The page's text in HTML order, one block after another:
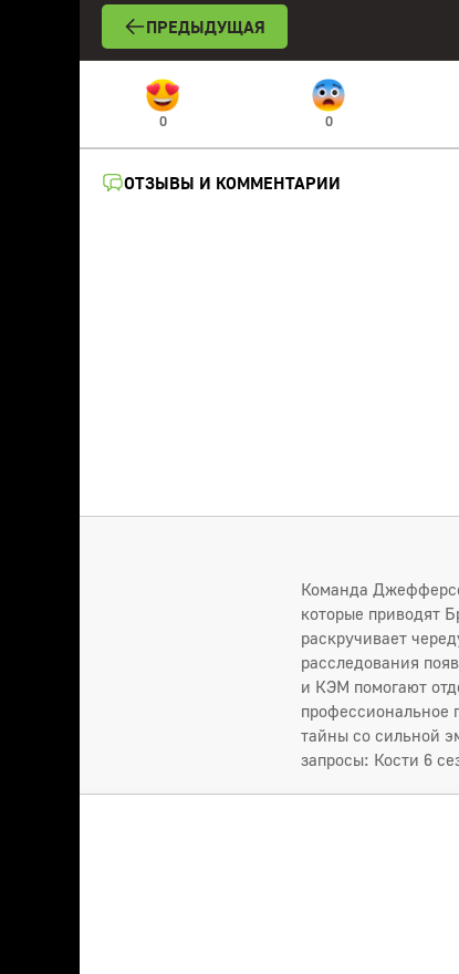
ПРЕДЫДУЩАЯ
0 0
ОТЗЫВЫ И КОММЕНТАРИИ
Команда
которые приводят
раскручивает
расследования
и КЭМ помогают
профессиональное
тайны со сильной
запросы: Кости 6